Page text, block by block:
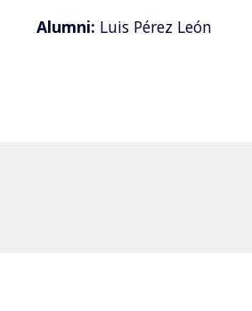
Alumni: Luis Pérez León